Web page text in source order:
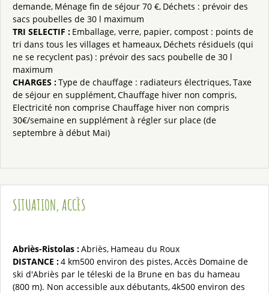
demande Ménage fin de séjour 70 € Déchets : prévoir des
sacs poubelles de 30 l maximum
TRI SELECTIF : Emballage, verre, papier, compost : points de
tri dans tous les villages et hameaux Déchets résiduels (qui
ne se recyclent pas) : prévoir des sacs poubelle de 30 l
maximum
CHARGES :Type de chauffage : radiateurs électriques Taxe
de séjour en supplément Chauffage hiver non compris
Electricité non comprise Chauffage hiver non compris
30€/semaine en supplément à régler sur place (de
septembre à début Mai)
SITUATION, ACCÈS
Abriès-Ristolas :Abriès Hameau du Roux
DISTANCE :4 km500 environ des pistes Accès Domaine de
ski d'Abriès par le téleski de la Brune en bas du hameau
(800 m). Non accessible aux débutants 4k500 environ des